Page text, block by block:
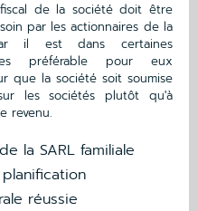
de la société doit être
par les actionnaires de la
il est dans certaines
préférable pour eux
que la société soit soumise
les sociétés plutôt qu'à
revenu.
la SARL familiale
réussie